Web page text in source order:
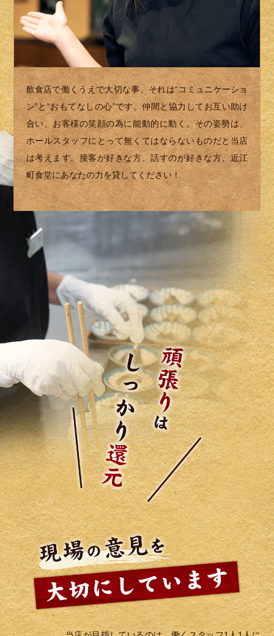
飲食店で働くうえで大切な事、それは“コミュニケーショ
ン”と“おもてなしの心”です。仲間と協力してお互い助け
合い、お客様の笑顔の為に能動的に動く。その姿勢は、
ホールスタッフにとって無くてはならないものだと当店
は考えます。接客が好きな方、話すのが好きな方、近江
町食堂にあなたの力を貸してください！